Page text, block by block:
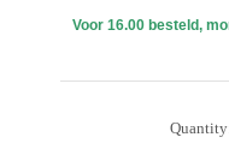
Voor 16.00 besteld,